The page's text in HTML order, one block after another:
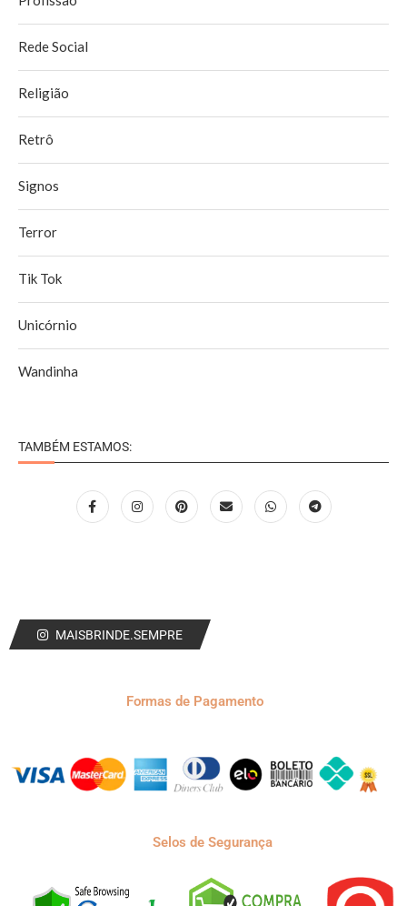
Rede Social
Religião
Retrô
Signos
Terror
Tik Tok
Unicórnio
Wandinha
TAMBÉM ESTAMOS:
MAISBRINDE.SEMPRE
Formas de Pagamento
Selos de Segurança